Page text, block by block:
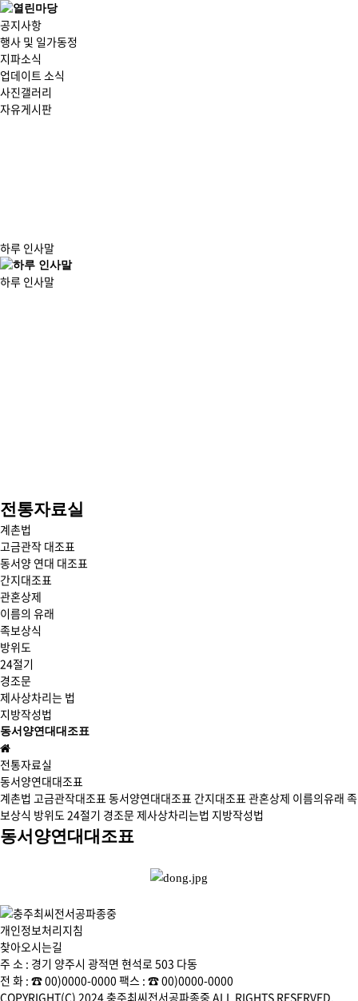
공지사항
행사 및 일가동정
지파소식
업데이트 소식
사진갤러리
자유게시판
하루 인사말
하루 인사말
전
체
메
뉴
보
기
본
문
전통자료실
계촌법
고금관작 대조표
동서양 연대 대조표
간지대조표
관혼상제
이름의 유래
족보상식
방위도
24절기
경조문
제사상차리는 법
지방작성법
동서양연대대조표
전통자료실
동서양연대대조표
계촌법 고금관작대조표동서양연대대조표 간지대조표관혼상제 이름의유래 족
보상식 방위도24절기 경조문 제사상차리는법 지방작성법
동서양연대대조표
개인정보처리지침
찾아오시는길
주 소 : 경기 양주시 광적면 현석로 503 다동
전 화 : ☎ 00)0000-0000 팩스 : ☎ 00)0000-0000
COPYRIGHT(C) 2024 충주최씨전서공파종중 ALL RIGHTS RESERVED.